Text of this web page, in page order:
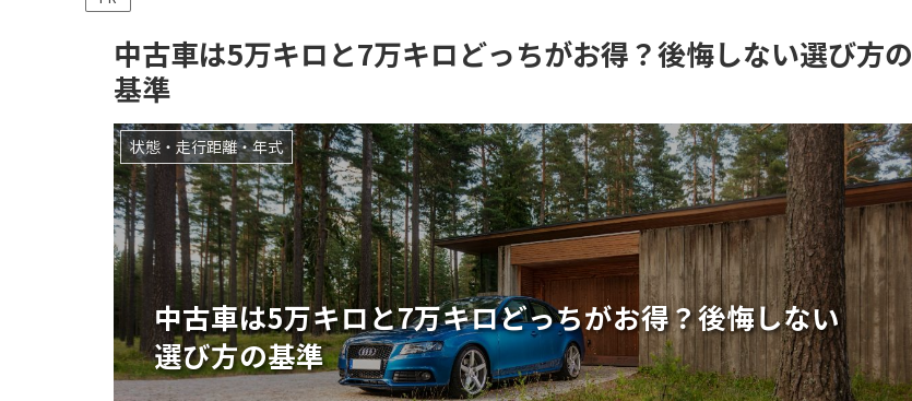
中古車は5万キロと7万キロどっちがお得？後悔しない選び方の
基準
中古車は5万キロと7万キロどっちがお得？後悔しない
選び方の基準
状態・走行距離・年式